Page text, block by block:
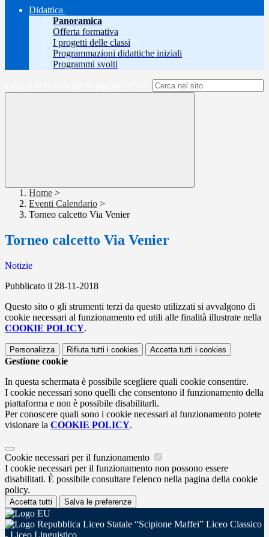
Didattica
Panoramica
Offerta formativa
I progetti delle classi
Programmazioni didattiche iniziali
Programmi svolti
Home >
Eventi Calendario >
Torneo calcetto Via Venier
Torneo calcetto Via Venier
Notizie
Pubblicato il 28-11-2018
Questo sito o gli strumenti terzi da questo utilizzati si avvalgono di
cookie necessari al funzionamento ed utili alle finalità illustrate nella
COOKIE POLICY.
Personalizza Rifiuta tutti i cookies Accetta tutti i cookies
Gestione cookie
In questa schermata è possibile scegliere quali cookie consentire.
I cookie necessari sono quelli che consentono il funzionamento della
piattaforma e non è possibile disabilitarli.
Per conoscere quali sono i cookie necessari al funzionamento potete
visionare la COOKIE POLICY.
Cookie necessari per il funzionamento
I cookie necessari per il funzionamento non possono essere
disabilitati. È possibile consultare l'elenco nella pagina della cookie
policy.
Accetta tutti Salva le preferenze
Liceo Statale “Scipione Maffei” Liceo Classico